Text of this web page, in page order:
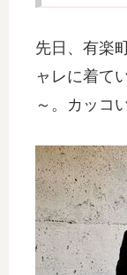
先日、有楽
ャレに着て
～。カッコ